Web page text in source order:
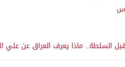
السلطة.. ماذا يعرف العراق عن علي